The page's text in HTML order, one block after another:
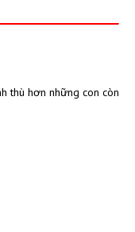
thù hơn những con còn